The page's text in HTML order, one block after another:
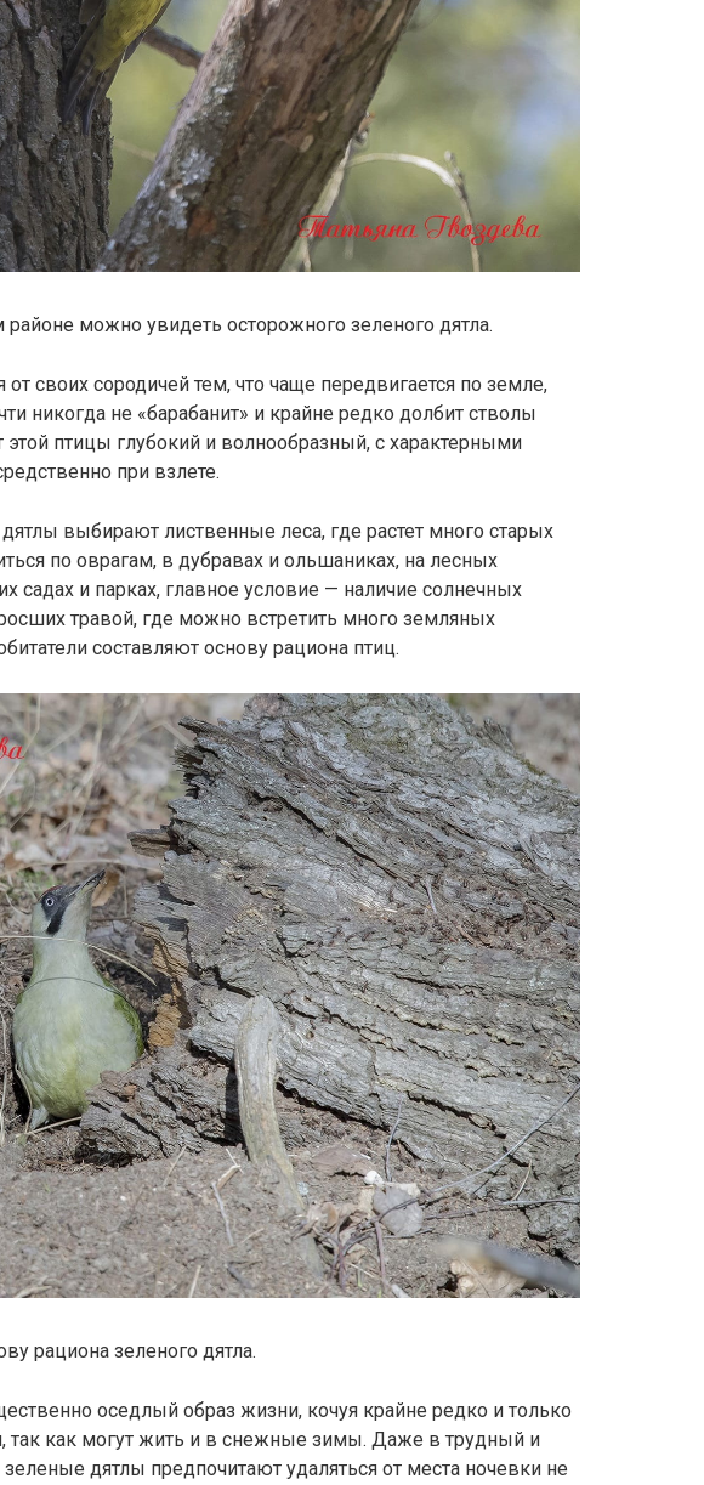
можно увидеть осторожного зеленого дятла.
от своих сородичей тем, что чаще передвигается по земле,
никогда не «барабанит» и крайне редко долбит стволы
птицы глубокий и волнообразный, с характерными
при взлете.
выбирают лиственные леса, где растет много старых
по оврагам, в дубравах и ольшаниках, на лесных
садах и парках, главное условие — наличие солнечных
травой, где можно встретить много земляных
составляют основу рациона птиц.
рациона зеленого дятла.
оседлый образ жизни, кочуя крайне редко и только
так как могут жить и в снежные зимы. Даже в трудный и
дятлы предпочитают удаляться от места ночевки не